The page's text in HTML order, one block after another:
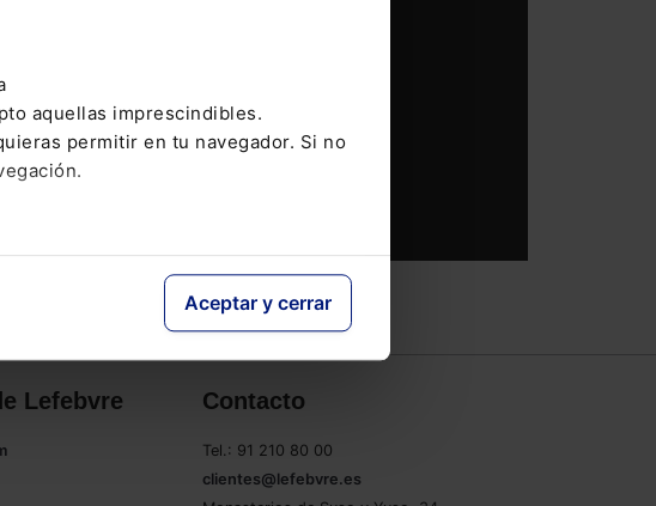
aquellas imprescindibles.
permitir en tu navegador. Si no
Aceptar y cerrar
Lefebvre Contacto
Tel.: 91 210 80 00
clientes@lefebvre.es